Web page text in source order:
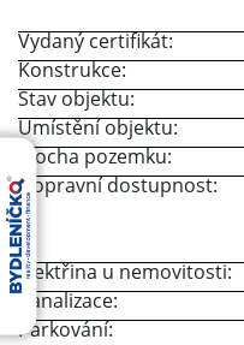
Vydaný certifikát:
Konstrukce:
Stav objektu:
Umístění objektu:
Plocha pozemku:
Dopravní dostupnost:
Elektřina u nemovitosti:
Kanalizace:
Parkování: